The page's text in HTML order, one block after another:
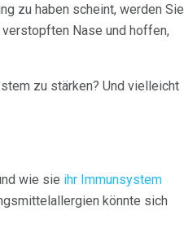
zu haben scheint, werden Sie
Nase und hoffen,
zu stärken? Und vielleicht
wie sie ihr Immunsystem
könnte sich